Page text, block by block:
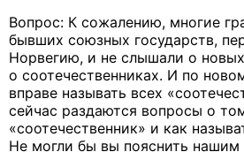
Вопрос: К сожалению, многие
бывших союзных государств,
Норвегию, и не слышали о
о соотечественниках. И по
вправе называть всех
сейчас раздаются вопросы о
«соотечественник» и как
Не могли бы вы пояснить нашим